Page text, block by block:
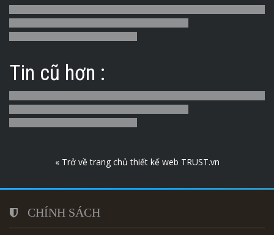
Tin cũ hơn :
« Trở về trang chủ thiết kế web TRUST.vn
CHÍNH SÁCH